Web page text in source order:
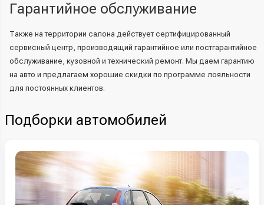
Гарантийное обслуживание
Также на территории салона действует сертифицированный
сервисный центр, производящий гарантийное или постгарантийное
обслуживание, кузовной и технический ремонт. Мы даем гарантию
на авто и предлагаем хорошие скидки по программе лояльности
для постоянных клиентов.
Подборки автомобилей